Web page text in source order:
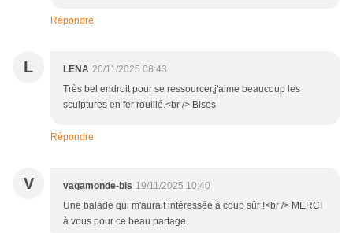
Répondre
L LENA 20/11/2025 08:43
Très bel endroit pour se ressourcer,j'aime beaucoup les
sculptures en fer rouillé.<br /> Bises
Répondre
V vagamonde-bis 19/11/2025 10:40
Une balade qui m'aurait intéressée à coup sûr !<br /> MERCI
à vous pour ce beau partage.